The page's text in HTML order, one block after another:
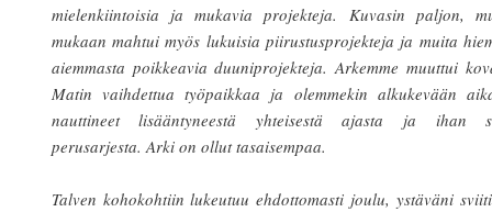
mielenkiintoisia ja mukavia projekteja. Kuvasin paljon,
mukaan mahtui myös lukuisia piirustusprojekteja ja muita
aiemmasta poikkeavia duuniprojekteja. Arkemme muuttui
Matin vaihdettua työpaikkaa ja olemmekin alkukevään
nauttineet lisääntyneestä yhteisestä ajasta ja ihan
perusarjesta. Arki on ollut tasaisempaa.
Talven kohokohtiin lukeutuu ehdottomasti joulu, ystäväni